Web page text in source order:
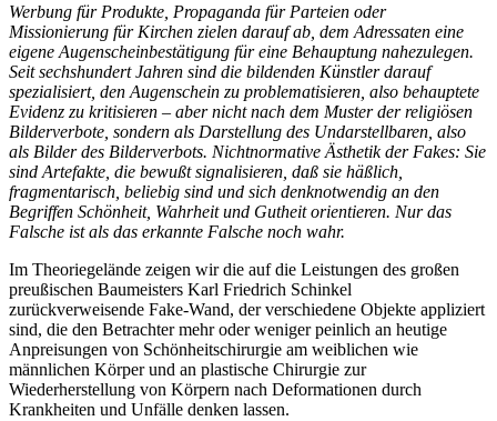
Werbung für Produkte, Propaganda für Parteien oder
Missionierung für Kirchen zielen darauf ab, dem Adressaten eine
eigene Augenscheinbestätigung für eine Behauptung nahezulegen.
Seit sechshundert Jahren sind die bildenden Künstler darauf
spezialisiert, den Augenschein zu problematisieren, also behauptete
Evidenz zu kritisieren – aber nicht nach dem Muster der religiösen
Bilderverbote, sondern als Darstellung des Undarstellbaren, also
als Bilder des Bilderverbots. Nichtnormative Ästhetik der Fakes: Sie
sind Artefakte, die bewußt signalisieren, daß sie häßlich,
fragmentarisch, beliebig sind und sich denknotwendig an den
Begriffen Schönheit, Wahrheit und Gutheit orientieren. Nur das
Falsche ist als das erkannte Falsche noch wahr.
Im Theoriegelände zeigen wir die auf die Leistungen des großen
preußischen Baumeisters Karl Friedrich Schinkel
zurückverweisende Fake-Wand, der verschiedene Objekte appliziert
sind, die den Betrachter mehr oder weniger peinlich an heutige
Anpreisungen von Schönheitschirurgie am weiblichen wie
männlichen Körper und an plastische Chirurgie zur
Wiederherstellung von Körpern nach Deformationen durch
Krankheiten und Unfälle denken lassen.